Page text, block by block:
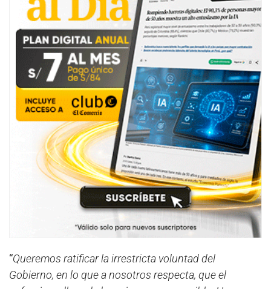
“Queremos ratificar la irrestricta voluntad del
Gobierno, en lo que a nosotros respecta, que el